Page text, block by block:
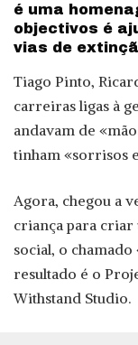
é uma
objectivos é
vias de
Tiago Pinto,
carreiras ligas à
andavam de
tinham «sorrisos
Agora, chegou a
criança para
social, o
resultado é o
Withstand Studio.